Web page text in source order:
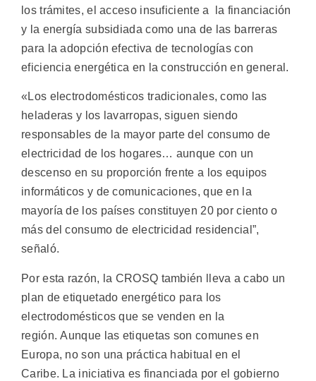
los trámites, el acceso insuficiente a la financiación
y la energía subsidiada como una de las barreras
para la adopción efectiva de tecnologías con
eficiencia energética en la construcción en general.
«Los electrodomésticos tradicionales, como las
heladeras y los lavarropas, siguen siendo
responsables de la mayor parte del consumo de
electricidad de los hogares… aunque con un
descenso en su proporción frente a los equipos
informáticos y de comunicaciones, que en la
mayoría de los países constituyen 20 por ciento o
más del consumo de electricidad residencial”,
señaló.
Por esta razón, la CROSQ también lleva a cabo un
plan de etiquetado energético para los
electrodomésticos que se venden en la
región. Aunque las etiquetas son comunes en
Europa, no son una práctica habitual en el
Caribe. La iniciativa es financiada por el gobierno